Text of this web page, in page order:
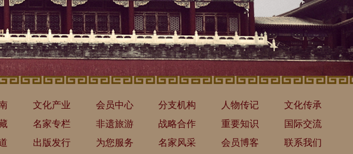
文化产业 会员中心 分支机构 人物传记
文化传承
名家专栏 非遗旅游 战略合作 重要知识
国际交流
出版发行 为您服务 名家风采 会员博客 联系我们